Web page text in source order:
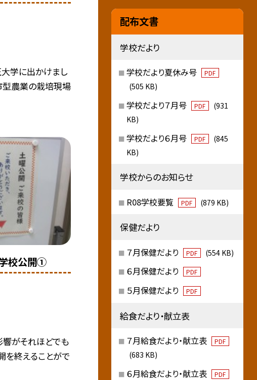
学に出かけまし
型農業の栽培現場
学校公開①
がそれほどでも
を終えることがで
配布文書
学校だより
学校だより夏休み号 PDF
(505 KB)
学校だより７月号 PDF
(931
KB)
学校だより６月号 PDF
(845
KB)
学校からのお知らせ
R08学校要覧 PDF (879 KB)
保健だより
７月保健だより PDF (554 KB)
６月保健だより PDF
５月保健だより PDF
給食だより・献立表
７月給食だより・献立表 PDF
(683 KB)
６月給食だより・献立表 PDF